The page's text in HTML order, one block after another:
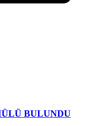
BULUNDU